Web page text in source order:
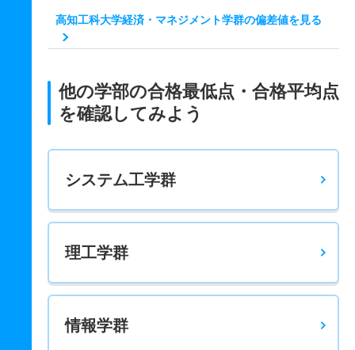
高知工科大学経済・マネジメント学群の偏差値を見る
他の学部の合格最低点・合格平均点
を確認してみよう
システム工学群
理工学群
情報学群